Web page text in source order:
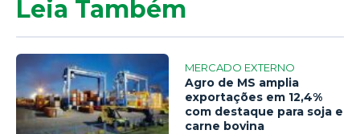
Leia Também
MERCADO EXTERNO
Agro de MS amplia
exportações em 12,4%
com destaque para soja e
carne bovina